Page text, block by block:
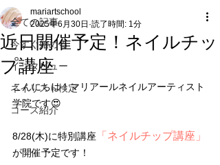
全ての記事
今すぐ始める
インタビュー
ネイリスト検定
コース紹介
近日開催予定！ネイルチッ
プ講座
mariartschool
2025年6月30日 読了時間: 1分
こんにちは！マリアールネイルアーティスト
学院です😍
8/28(木)に特別講座 「ネイルチップ講座」
が開催予定です！